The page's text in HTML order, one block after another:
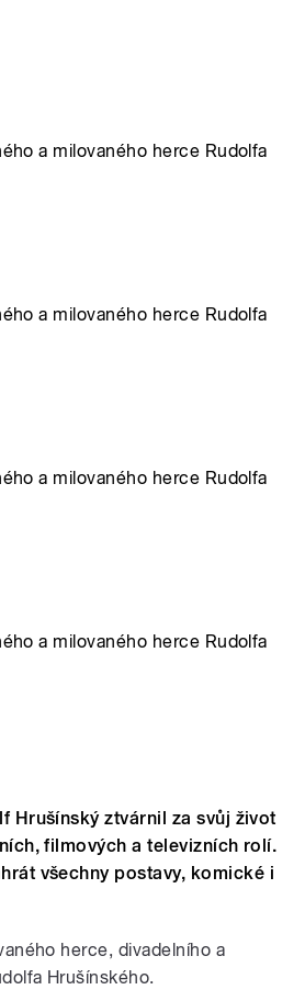
a milovaného herce Rudolfa
a milovaného herce Rudolfa
a milovaného herce Rudolfa
a milovaného herce Rudolfa
Hrušínský ztvárnil za svůj život
filmových a televizních rolí.
všechny postavy, komické i
herce, divadelního a
Hrušínského.